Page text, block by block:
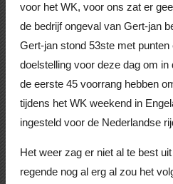
voor het WK, voor ons zat er
de bedrijf ongeval van Gert-jan
Gert-jan stond 53ste met
doelstelling voor deze dag om
de eerste 45 voorrang hebben
tijdens het WK weekend in
ingesteld voor de Nederlandse
Het weer zag er niet al te best
regende nog al erg al zou het